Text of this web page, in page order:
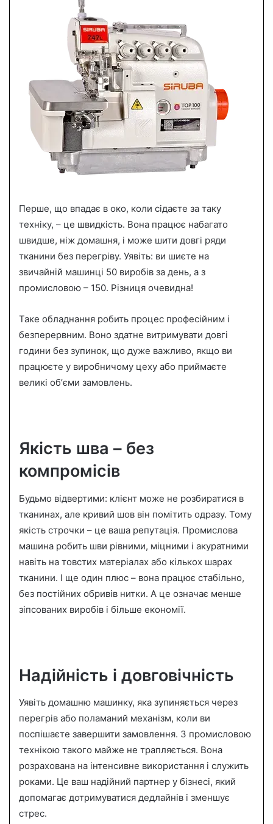
Перше, що впадає в око, коли сідаєте за таку
техніку, – це швидкість. Вона працює набагато
швидше, ніж домашня, і може шити довгі ряди
тканини без перегріву. Уявіть: ви шиєте на
звичайній машинці 50 виробів за день, а з
промисловою – 150. Різниця очевидна!
Таке обладнання робить процес професійним і
безперервним. Воно здатне витримувати довгі
години без зупинок, що дуже важливо, якщо ви
працюєте у виробничому цеху або приймаєте
великі обʼєми замовлень.
Якість шва – без
компромісів
Будьмо відвертими: клієнт може не розбиратися в
тканинах, але кривий шов він помітить одразу. Тому
якість строчки – це ваша репутація. Промислова
машина робить шви рівними, міцними і акуратними
навіть на товстих матеріалах або кількох шарах
тканини. І ще один плюс – вона працює стабільно,
без постійних обривів нитки. А це означає менше
зіпсованих виробів і більше економії.
Надійність і довговічність
Уявіть домашню машинку, яка зупиняється через
перегрів або поламаний механізм, коли ви
поспішаєте завершити замовлення. З промисловою
технікою такого майже не трапляється. Вона
розрахована на інтенсивне використання і служить
роками. Це ваш надійний партнер у бізнесі, який
допомагає дотримуватися дедлайнів і зменшує
стрес.